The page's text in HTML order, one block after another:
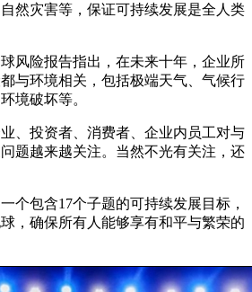
然灾害等，保证可持续发展是全人类
风险报告指出，在未来十年，企业所
与环境相关，包括极端天气、气候行
境破坏等。
、投资者、消费者、企业内员工对与
题越来越关注。当然不光有关注，还
个包含17个子题的可持续发展目标，
，确保所有人能够享有和平与繁荣的